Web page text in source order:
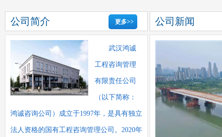
公司简介 更多>>
武汉鸿诚
工程咨询管理
有限责任公司
（以下简称：
鸿诚咨询公司）成立于1997年，是具有独立
法人资格的国有工程咨询管理公司。2020年
公司新闻